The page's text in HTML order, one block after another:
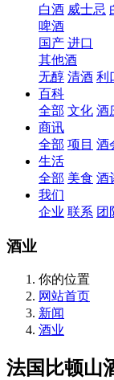
白酒 威士忌
啤酒
国产 进口
其他酒
无醇 清酒 利
百科
全部 文化 酒
商讯
全部 项目 酒
生活
全部 美食 酒
我们
企业 联系 团
酒业
你的位置
网站首页
新闻
酒业
法国比顿山